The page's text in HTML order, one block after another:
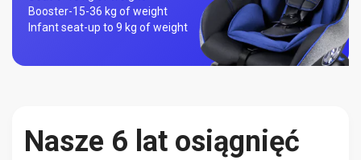
Booster-15-36 kg of weight
Infant seat-up to 9 kg of weight
Nasze 6 lat osiągnięć